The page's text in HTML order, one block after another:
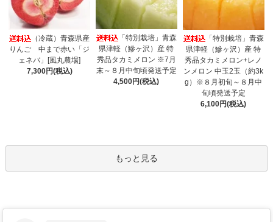
（冷蔵）青森県産
りんご 中まで赤い「ジ
ェネバ」[風丸農場]
7,300円(税込)
「特別栽培」青森
県津軽（鰺ヶ沢）産 特
秀品タカミメロン ※7月
末～８月中旬頃発送予定
4,500円(税込)
「特別栽培」青森
県津軽（鰺ヶ沢）産 特
秀品タカミメロン+レノ
ンメロン 中玉2玉（約3k
g）※８月初旬～８月中
旬頃発送予定
6,100円(税込)
もっと見る